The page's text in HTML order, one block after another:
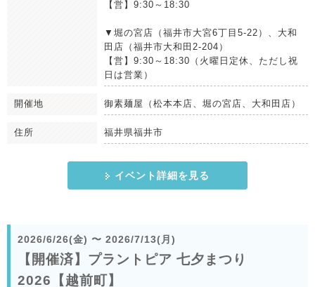
【営】9:30～18:30
▼堀の宮店（福井市大宮6丁目5-22）、大和
田店（福井市大和田2-204）
【営】9:30～18:30（火曜日定休、ただし祝
日は営業）
開催地 御素麺屋（松本本店、堀の宮店、大和田店）
住所 福井県福井市
イベント詳細を見る
2026/6/26(金) 〜 2026/7/13(月)
【開催済】プラントピア 七夕まつり
2026【越前町】